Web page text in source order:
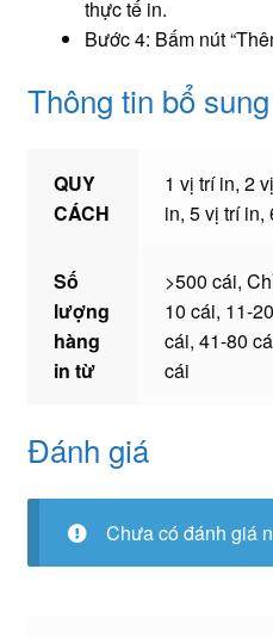
thực tế in.
Bước 4: Bấm nút
Thông tin bổ sung
QUY
CÁCH
1 vị trí in, 2
in, 5 vị trí in,
Số
lượng
hàng
in từ
>500 cái,
10 cái, 11-
cái, 41-80
cái
Đánh giá
Chưa có đánh giá